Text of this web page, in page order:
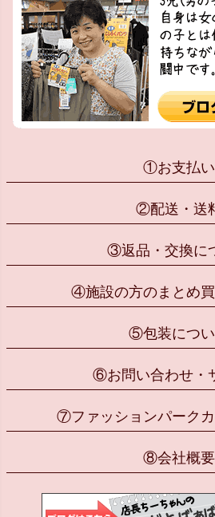
①お支払い
②配送・送
③返品・交換に
④施設の方のまとめ
⑤包装につ
⑥お問い合わせ・
⑦ファッションパーク
⑧会社概要